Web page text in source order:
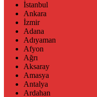
İstanbul
Ankara
İzmir
Adana
Adıyaman
Afyon
Ağrı
Aksaray
Amasya
Antalya
Ardahan